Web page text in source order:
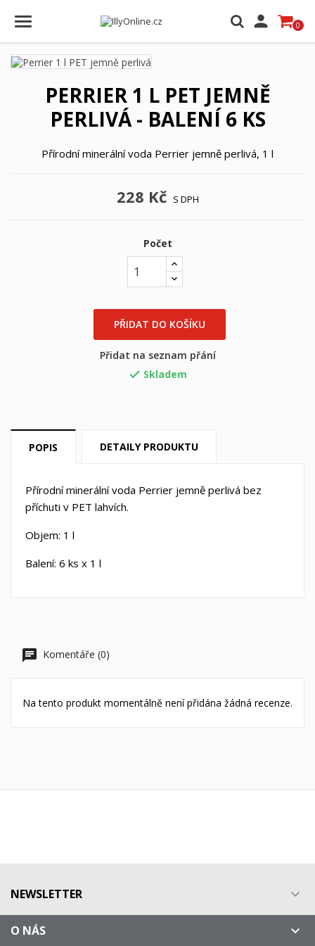
 0
PERRIER 1 L PET JEMNĚ
PERLIVÁ - BALENÍ 6 KS
Přírodní minerální voda Perrier jemně perlivá, 1 l
228 Kč S DPH
Počet
PŘIDAT DO KOŠÍKU
Přidat na seznam přání
 Skladem
POPIS DETAILY PRODUKTU
Přírodní minerální voda Perrier jemně perlivá bez
příchuti v PET lahvích.
Objem: 1 l
Balení: 6 ks x 1 l
Komentáře (0)
Na tento produkt momentálně není přidána žádná recenze.
NEWSLETTER 
O NÁS 
((title))
((label))
Přihlásit se
Musíte být přihlášen, abyste si mohli výrobky uložit do
svého seznamu přání.